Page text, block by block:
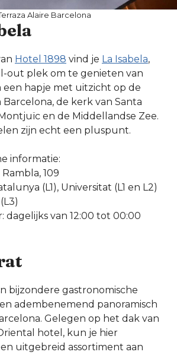
Alaire Barcelona
Hotel 1898 vind je La Isabela,
out plek om te genieten van
een hapje met uitzicht op de
Barcelona, de kerk van Santa
en de Middellandse Zee.
zijn echt een pluspunt.
informatie:
Rambla, 109
(L1), Universitat (L1 en L2)
dagelijks van 12:00 tot 00:00
bijzondere gastronomische
adembenemend panoramisch
Gelegen op het dak van
hotel, kun je hier
uitgebreid assortiment aan